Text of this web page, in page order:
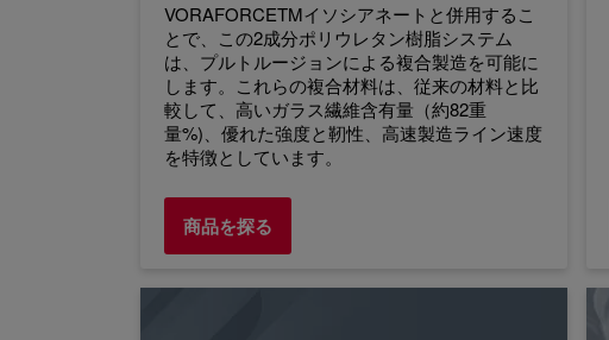
VORAFORCETMイソシアネートと併用するこ
とで、この2成分ポリウレタン樹脂システム
は、プルトルージョンによる複合製造を可能に
します。これらの複合材料は、従来の材料と比
較して、高いガラス繊維含有量（約82重
量%)、優れた強度と靭性、高速製造ライン速度
を特徴としています。
商品を探る